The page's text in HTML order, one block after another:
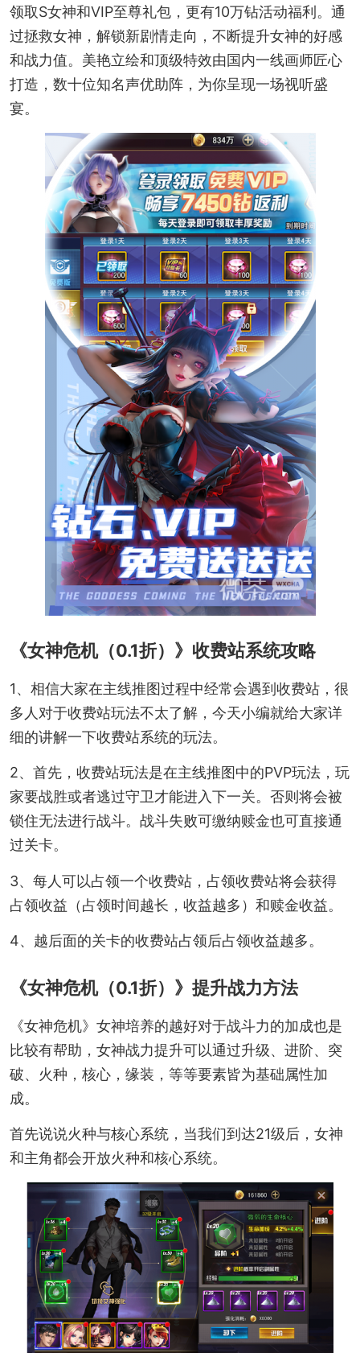
领取S女神和VIP至尊礼包，更有10万钻活动福利。通
过拯救女神，解锁新剧情走向，不断提升女神的好感
和战力值。美艳立绘和顶级特效由国内一线画师匠心
打造，数十位知名声优助阵，为你呈现一场视听盛
宴。
《女神危机（0.1折）》收费站系统攻略
1、相信大家在主线推图过程中经常会遇到收费站，很
多人对于收费站玩法不太了解，今天小编就给大家详
细的讲解一下收费站系统的玩法。
2、首先，收费站玩法是在主线推图中的PVP玩法，玩
家要战胜或者逃过守卫才能进入下一关。否则将会被
锁住无法进行战斗。战斗失败可缴纳赎金也可直接通
过关卡。
3、每人可以占领一个收费站，占领收费站将会获得
占领收益（占领时间越长，收益越多）和赎金收益。
4、越后面的关卡的收费站占领后占领收益越多。
《女神危机（0.1折）》提升战力方法
《女神危机》女神培养的越好对于战斗力的加成也是
比较有帮助，女神战力提升可以通过升级、进阶、突
破、火种，核心，缘装，等等要素皆为基础属性加
成。
首先说说火种与核心系统，当我们到达21级后，女神
和主角都会开放火种和核心系统。